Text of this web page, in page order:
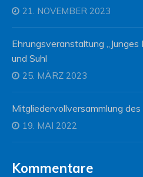
21. NOVEMBER 2023
Ehrungsveranstaltung
und Suhl
25. MÄRZ 2023
Mitgliedervollversammlung
19. MAI 2022
Kommentare